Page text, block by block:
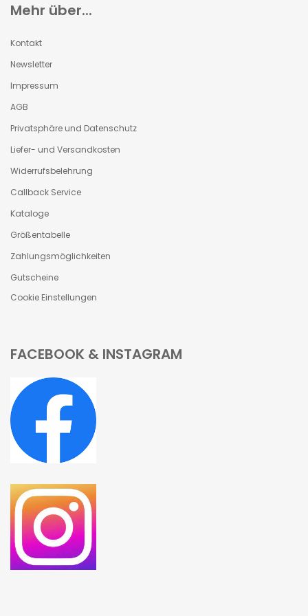
Mehr über...
Kontakt
Newsletter
Impressum
AGB
Privatsphäre und Datenschutz
Liefer- und Versandkosten
Widerrufsbelehrung
Callback Service
Kataloge
Größentabelle
Zahlungsmöglichkeiten
Gutscheine
Cookie Einstellungen
FACEBOOK & INSTAGRAM